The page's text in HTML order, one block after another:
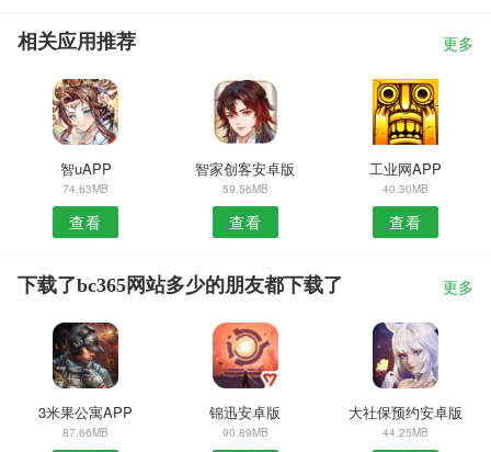
相关应用推荐 更多
智uAPP
74.63MB
查看
智家创客安卓版
59.56MB
查看
工业网APP
40.30MB
查看
下载了bc365网站多少的朋友都下载了 更多
3米果公寓APP
87.66MB
锦迅安卓版
90.89MB
大社保预约安卓版
44.25MB